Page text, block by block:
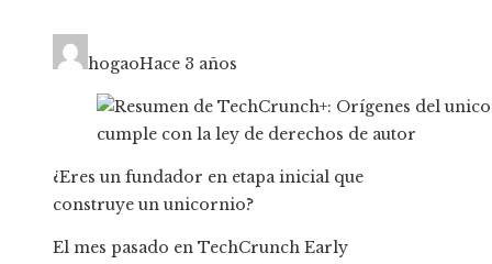
hogaoHace 3 años
¿Eres un fundador en etapa inicial que
construye un unicornio?
El mes pasado en TechCrunch Early